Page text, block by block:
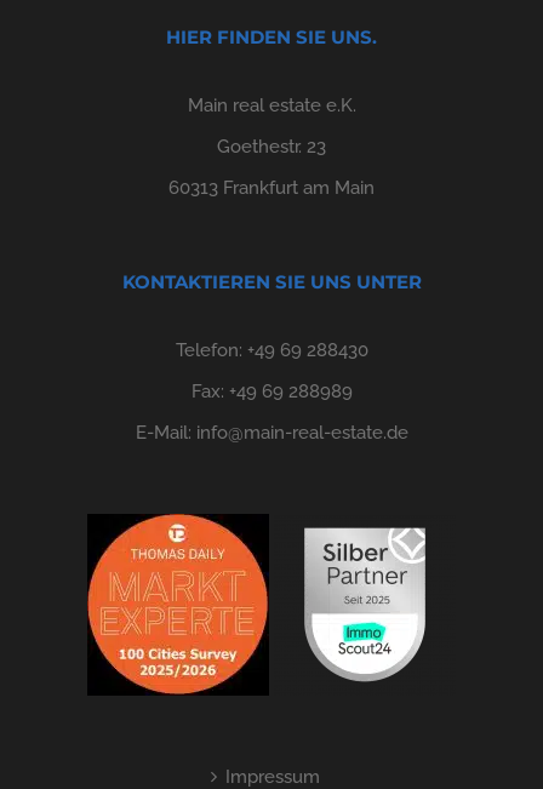
HIER FINDEN SIE UNS.
Main real estate e.K.
Goethestr. 23
60313 Frankfurt am Main
KONTAKTIEREN SIE UNS UNTER
Telefon: +49 69 288430
Fax: +49 69 288989
E-Mail: info@main-real-estate.de
Impressum